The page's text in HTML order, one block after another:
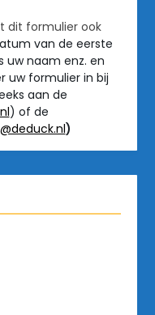
dit formulier ook
van de eerste
uw naam enz. en
uw formulier in bij
aan de
) of de
)